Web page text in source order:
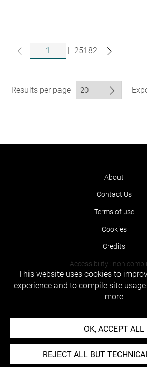
| 25182
Results per page
About
Contact Us
Terms of use
Cookies
Credits
Accessibility : non
This website uses cookies to
experience and to compile site
more
OK, ACCEPT ALL
REJECT ALL BUT